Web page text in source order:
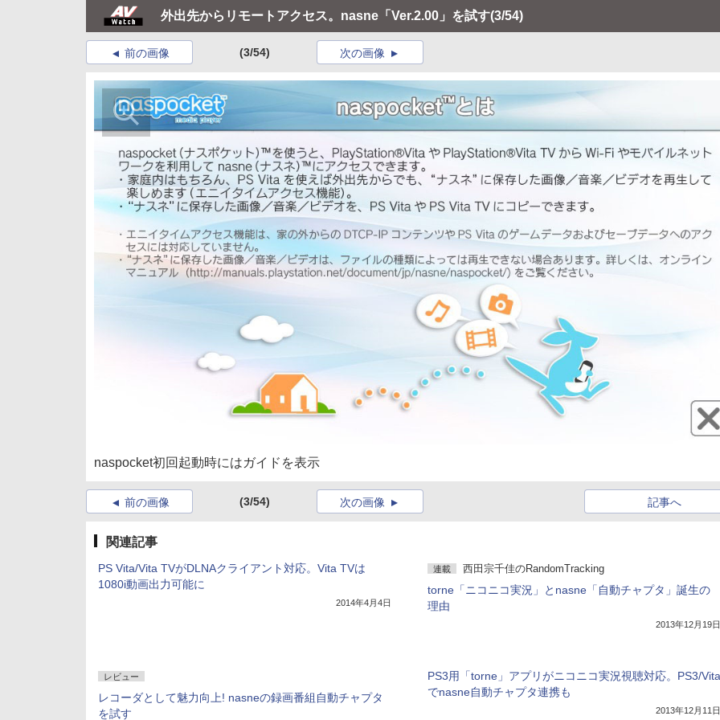
外出先からリモートアクセス。nasne「Ver.2.00」を試す(3/54)
前の画像 (3/54) 次の画像
naspocket初回起動時にはガイドを表示
前の画像 (3/54) 記事へ
次の画像
関連記事
PS Vita/Vita TVがDLNAクライアント対応。Vita TVは
1080i動画出力可能に
2014年4月4日
連載 西田宗千佳のRandomTracking
torne「ニコニコ実況」とnasne「自動チャプタ」誕生の
理由
2013年12月19日
レビュー
レコーダとして魅力向上! nasneの録画番組自動チャプタ
を試す
PS3用「torne」アプリがニコニコ実況視聴対応。PS3/Vita
でnasne自動チャプタ連携も
2013年12月11日